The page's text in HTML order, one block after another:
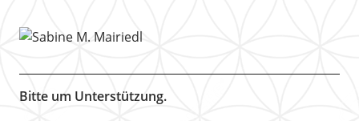
Bitte um Unterstützung.